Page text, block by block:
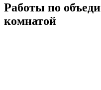
Работы по
комнатой